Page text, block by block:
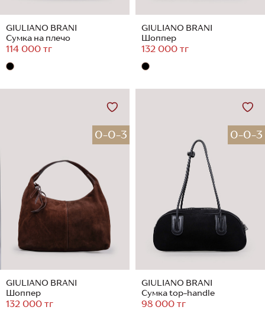
GIULIANO BRANI
Сумка на плечо
114 000 тг
GIULIANO BRANI
Шоппер
132 000 тг
0-0-3
GIULIANO BRANI
Шоппер
132 000 тг
0-0-3
GIULIANO BRANI
Сумка top-handle
98 000 тг